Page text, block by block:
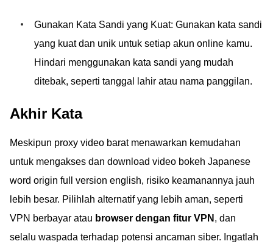
Gunakan Kata Sandi yang Kuat: Gunakan kata sandi
yang kuat dan unik untuk setiap akun online kamu.
Hindari menggunakan kata sandi yang mudah
ditebak, seperti tanggal lahir atau nama panggilan.
Akhir Kata
Meskipun proxy video barat menawarkan kemudahan
untuk mengakses dan download video bokeh Japanese
word origin full version english, risiko keamanannya jauh
lebih besar. Pilihlah alternatif yang lebih aman, seperti
VPN berbayar atau browser dengan fitur VPN , dan
selalu waspada terhadap potensi ancaman siber. Ingatlah